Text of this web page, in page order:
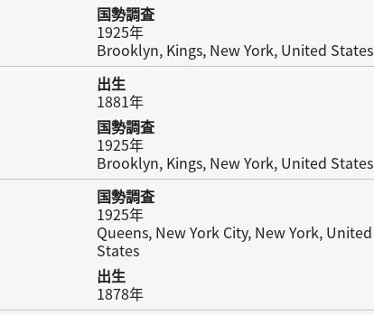
国勢調査
1925年
Brooklyn, Kings, New York, United States
出生
1881年
国勢調査
1925年
Brooklyn, Kings, New York, United States
国勢調査
1925年
Queens, New York City, New York, United
States
出生
1878年